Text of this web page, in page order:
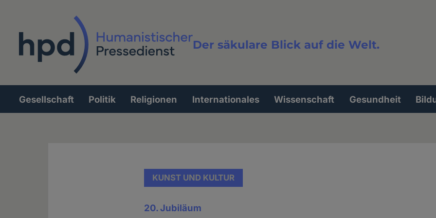
Der säkulare Blick auf die Welt.
Volltextsuche
Hauptnavigation
Gesellschaft Politik Religionen Internationales Wissenschaft Gesundheit
KUNST UND KULTUR
20. Jubiläum